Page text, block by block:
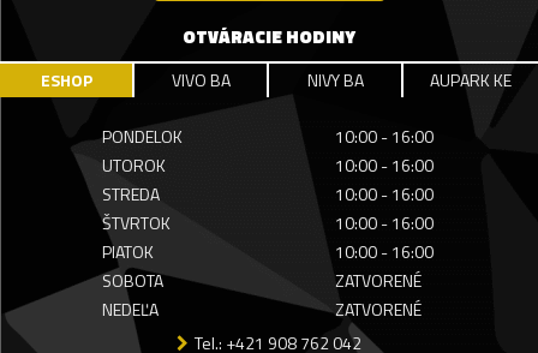
OTVÁRACIE HODINY
ESHOP VIVO BA NIVY BA AUPARK KE
PONDELOK
10:00 - 16:00
UTOROK
10:00 - 16:00
STREDA
10:00 - 16:00
ŠTVRTOK
10:00 - 16:00
PIATOK
10:00 - 16:00
SOBOTA
ZATVORENÉ
NEDEĽA
ZATVORENÉ
Tel.: +421 908 762 042